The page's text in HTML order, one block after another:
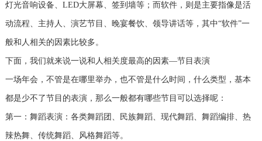
灯光音响设备、LED大屏幕、签到墙等；而软件，则是主要指像是活
动流程、主持人、演艺节目、晚宴餐饮、领导讲话等，其中“软件”一
般和人相关的因素比较多。
下面，我们就来说一说和人相关度最高的因素—节目表演
一场年会，不管是在哪里举办，也不管是什么时间，什么类型，基本
都是少不了节目的表演，那么一般都有哪些节目可以选择呢：
第一：舞蹈表演：各类舞蹈团、民族舞蹈、现代舞蹈、舞蹈编排、热
辣热舞、传统舞蹈、风格舞蹈等。